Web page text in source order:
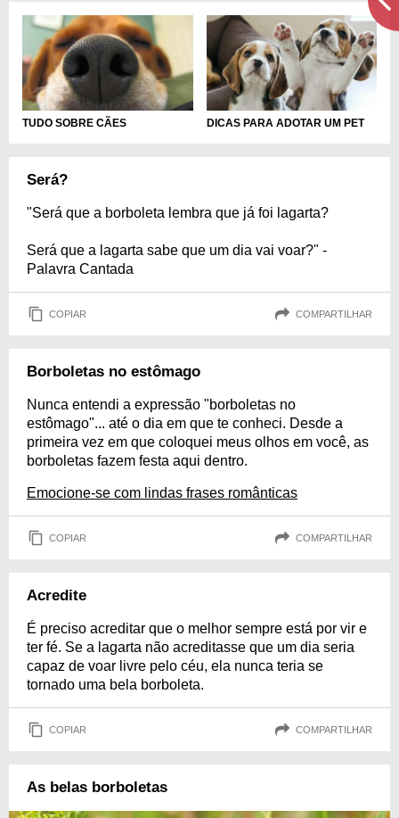
TUDO SOBRE CÃES DICAS PARA ADOTAR UM PET
Será?
"Será que a borboleta lembra que já foi lagarta?
Será que a lagarta sabe que um dia vai voar?" -
Palavra Cantada
COPIAR COMPARTILHAR
Borboletas no estômago
Nunca entendi a expressão "borboletas no
estômago"... até o dia em que te conheci. Desde a
primeira vez em que coloquei meus olhos em você, as
borboletas fazem festa aqui dentro.
Emocione-se com lindas frases românticas
COPIAR COMPARTILHAR
Acredite
É preciso acreditar que o melhor sempre está por vir e
ter fé. Se a lagarta não acreditasse que um dia seria
capaz de voar livre pelo céu, ela nunca teria se
tornado uma bela borboleta.
COPIAR COMPARTILHAR
As belas borboletas